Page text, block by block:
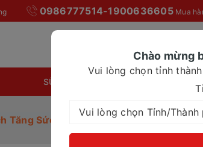
0986777514-1900636605Mua
SỮA BỘT CHO MỌI NHÀ
Tăng Sức Đề Kháng Cho Trẻ Khỏe Mạnh
Chào mừng
Vui lòng chọn tỉnh